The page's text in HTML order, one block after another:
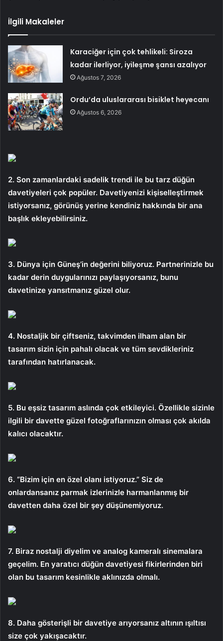
İlgili Makaleler
Karaciğer için çok tehlikeli: Siroza
kadar ilerliyor, iyileşme şansı azalıyor
Ağustos 7, 2026
Ordu’da uluslararası bisiklet heyecanı
Ağustos 6, 2026
2. Son zamanlardaki sadelik trendi ile bu tarz düğün
davetiyeleri çok popüler. Davetiyenizi kişiselleştirmek
istiyorsanız, görünüş yerine kendiniz hakkında bir ana
başlık ekleyebilirsiniz.
3. Dünya için Güneş’in değerini biliyoruz. Partnerinizle bu
kadar derin duygularınızı paylaşıyorsanız, bunu
davetinize yansıtmanız güzel olur.
4. Nostaljik bir çiftseniz, takvimden ilham alan bir
tasarım sizin için pahalı olacak ve tüm sevdikleriniz
tarafından hatırlanacak.
5. Bu eşsiz tasarım aslında çok etkileyici. Özellikle sizinle
ilgili bir davette güzel fotoğraflarınızın olması çok akılda
kalıcı olacaktır.
6. “Bizim için en özel olanı istiyoruz.” Siz de
onlardansanız parmak izlerinizle harmanlanmış bir
davetten daha özel bir şey düşünemiyoruz.
7. Biraz nostalji diyelim ve analog kameralı sinemalara
geçelim. En yaratıcı düğün davetiyesi fikirlerinden biri
olan bu tasarım kesinlikle aklınızda olmalı.
8. Daha gösterişli bir davetiye arıyorsanız altının ışıltısı
size çok yakışacaktır.